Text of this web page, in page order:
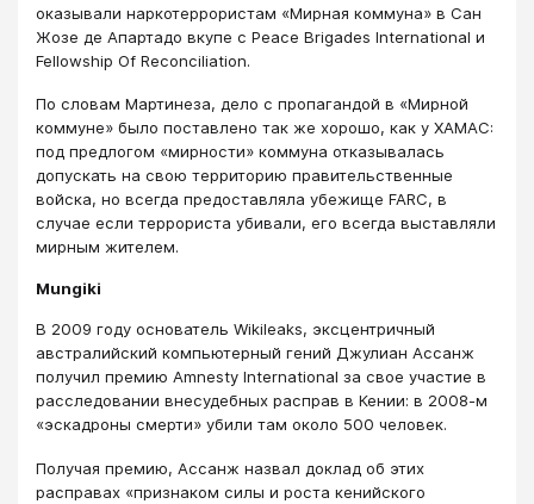
оказывали наркотеррористам «Мирная коммуна» в Сан
Жозе де Апартадо вкупе с Peace Brigades International и
Fellowship Of Reconciliation.
По словам Мартинеза, дело с пропагандой в «Мирной
коммуне» было поставлено так же хорошо, как у ХАМАС:
под предлогом «мирности» коммуна отказывалась
допускать на свою территорию правительственные
войска, но всегда предоставляла убежище FARC, в
случае если террориста убивали, его всегда выставляли
мирным жителем.
Mungiki
В 2009 году основатель Wikileaks, эксцентричный
австралийский компьютерный гений Джулиан Ассанж
получил премию Amnesty International за свое участие в
расследовании внесудебных расправ в Кении: в 2008-м
«эскадроны смерти» убили там около 500 человек.
Получая премию, Ассанж назвал доклад об этих
расправах «признаком силы и роста кенийского